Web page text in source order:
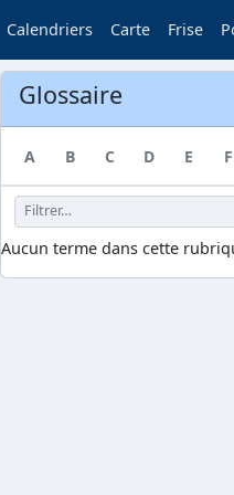
Calendriers Carte Frise
Glossaire
A B C D E F
Aucun terme dans cette